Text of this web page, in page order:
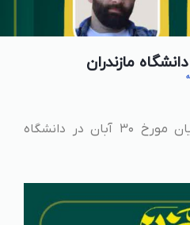
مازندران
طرح ملی بینات دانشگاهیان مورخ ۳۰ آبان در دانشگاه